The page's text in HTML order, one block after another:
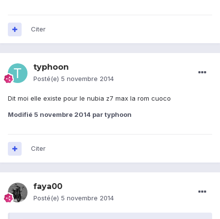
Citer
typhoon
Posté(e) 5 novembre 2014
Dit moi elle existe pour le nubia z7 max la rom cuoco
Modifié 5 novembre 2014 par typhoon
Citer
faya00
Posté(e) 5 novembre 2014